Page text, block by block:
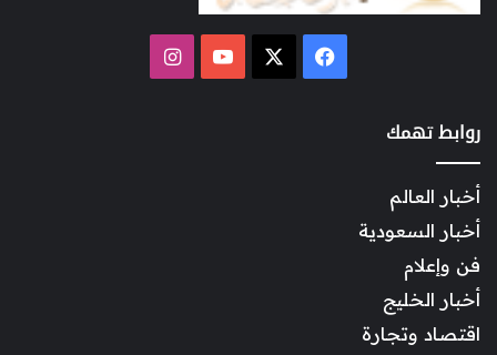
فيسبوك ‫YouTubeانستقرام
روابط تهمك
أخبار العالم
أخبار السعودية
فن وإعلام
أخبار الخليج
اقتصاد وتجارة